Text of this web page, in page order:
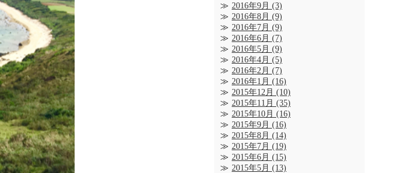
2016年9月 (3)
2016年8月 (9)
2016年7月 (9)
2016年6月 (7)
2016年5月 (9)
2016年4月 (5)
2016年2月 (7)
2016年1月 (16)
2015年12月 (10)
2015年11月 (35)
2015年10月 (16)
2015年9月 (16)
2015年8月 (14)
2015年7月 (19)
2015年6月 (15)
2015年5月 (13)